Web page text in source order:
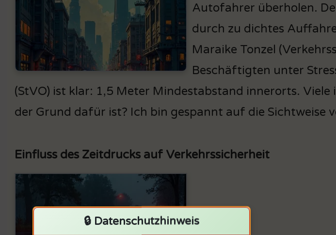
Autofahrer überholen.
durch zu dichtes
Maraike Tonzel
Beschäftigten unter
(StVO) ist klar: 1,5 Meter Mindestabstand innerorts.
der Grund dafür ist? Ich bin gespannt auf die Sichtweise
Einfluss des Zeitdrucks auf Verkehrssicherheit
🔒 Datenschutzhinweis